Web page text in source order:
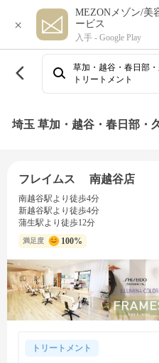
×
MEZONメゾン/美
ービス
入手 - Google Play
草加・越谷・春日部
トリートメント
埼玉 草加・越谷・春日部・
フレイムス 南越谷店
南越谷駅より徒歩4分
新越谷駅より徒歩4分
蒲生駅より徒歩12分
満足度 100%
トリートメント